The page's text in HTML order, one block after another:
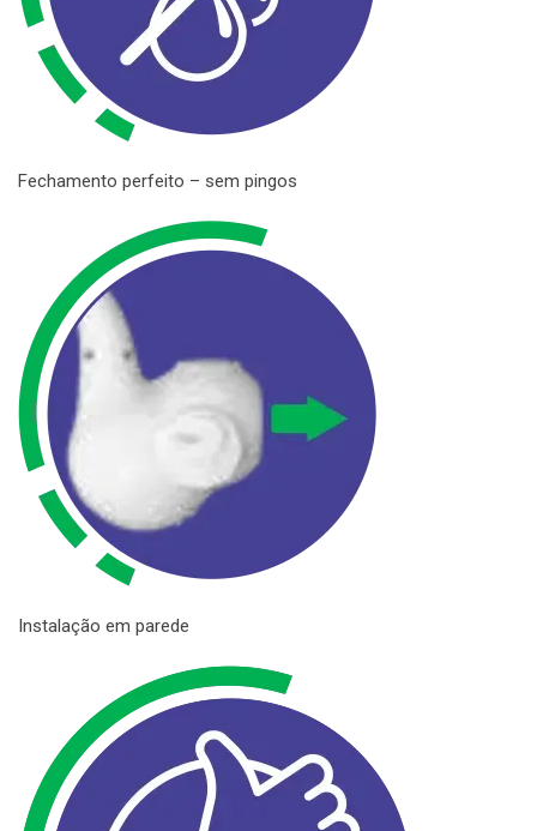
Fechamento perfeito – sem pingos
Instalação em parede